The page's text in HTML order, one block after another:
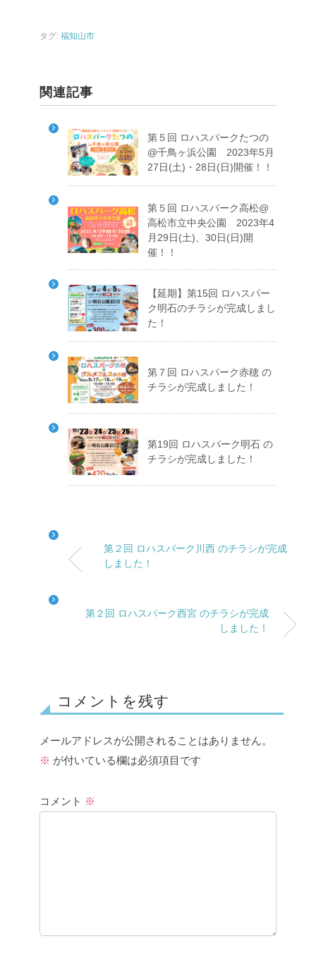
タグ: 福知山市
関連記事
第５回 ロハスパークたつの
@千鳥ヶ浜公園 2023年5月
27日(土)・28日(日)開催！！
第５回 ロハスパーク高松@
高松市立中央公園 2023年4
月29日(土)、30日(日)開
催！！
【延期】第15回 ロハスパー
ク明石のチラシが完成しまし
た！
第７回 ロハスパーク赤穂 の
チラシが完成しました！
第19回 ロハスパーク明石 の
チラシが完成しました！
第２回 ロハスパーク川西 のチラシが完成
しました！
第２回 ロハスパーク西宮 のチラシが完成
しました！
コメントを残す
メールアドレスが公開されることはありません。
※ が付いている欄は必須項目です
コメント ※